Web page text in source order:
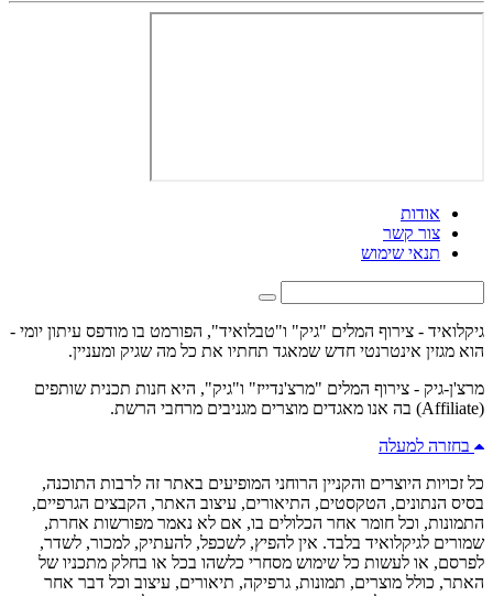
אודות
צור קשר
תנאי שימוש
גיקלואיד - צירוף המלים "גיק" ו"טבלואיד", הפורמט בו מודפס עיתון יומי -
הוא מגזין אינטרנטי חדש שמאגד תחתיו את כל מה שגיק ומעניין.
מרצ'ן-גיק - צירוף המלים "מרצ'נדייז" ו"גיק", היא חנות תכנית שותפים
(Affiliate) בה אנו מאגדים מוצרים מגניבים מרחבי הרשת.
בחזרה למעלה
כל זכויות היוצרים והקניין הרוחני המופיעים באתר זה לרבות התוכנה,
בסיס הנתונים, הטקסטים, התיאורים, עיצוב האתר, הקבצים הגרפיים,
התמונות, וכל חומר אחר הכלולים בו, אם לא נאמר מפורשות אחרת,
שמורים לגיקלואיד בלבד. אין להפיץ, לשכפל, להעתיק, למכור, לשדר,
לפרסם, או לעשות כל שימוש מסחרי כלשהו בכל או בחלק מתכניו של
האתר, כולל מוצרים, תמונות, גרפיקה, תיאורים, עיצוב וכל דבר אחר